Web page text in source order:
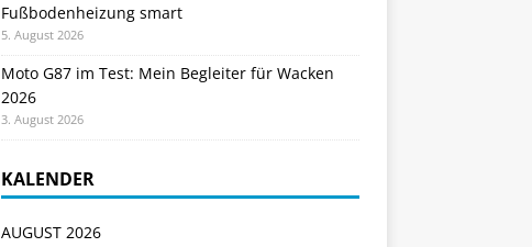
Fußbodenheizung smart
5. August 2026
Moto G87 im Test: Mein Begleiter für Wacken
2026
3. August 2026
KALENDER
AUGUST 2026